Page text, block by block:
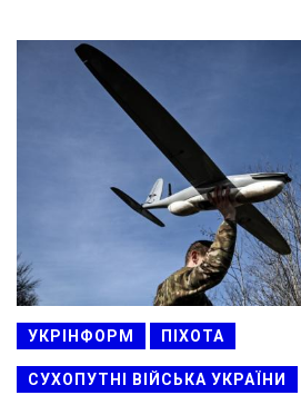
УКРІНФОРМ ПІХОТА
СУХОПУТНІ ВІЙСЬКА УКРАЇНИ